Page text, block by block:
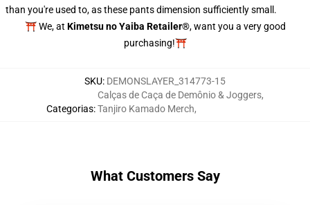
than you're used to, as these pants dimension sufficiently small.
⛩️ We, at Kimetsu no Yaiba Retailer®, want you a very good
purchasing!⛩️
SKU: DEMONSLAYER_314773-15
Categorias:
Calças de Caça de Demônio & Joggers,
Tanjiro Kamado Merch,
What Customers Say